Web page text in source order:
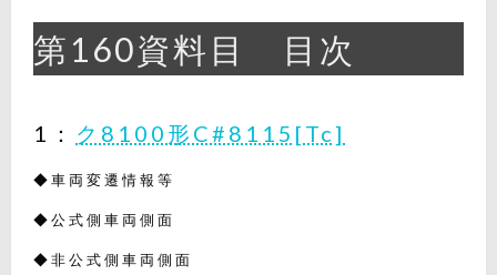
第160資料目 目次
1： ク8100形C#8115[Tc]
◆車両変遷情報等
◆公式側車両側面
◆非公式側車両側面